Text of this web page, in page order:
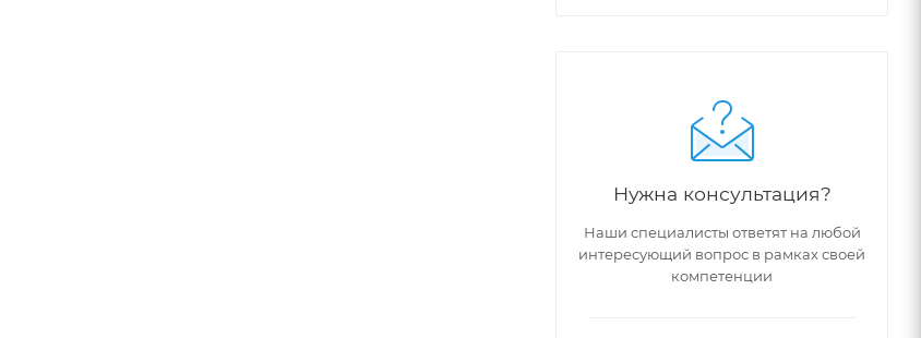
Нужна консультация?
Наши специалисты ответят на любой
интересующий вопрос в рамках своей
компетенции